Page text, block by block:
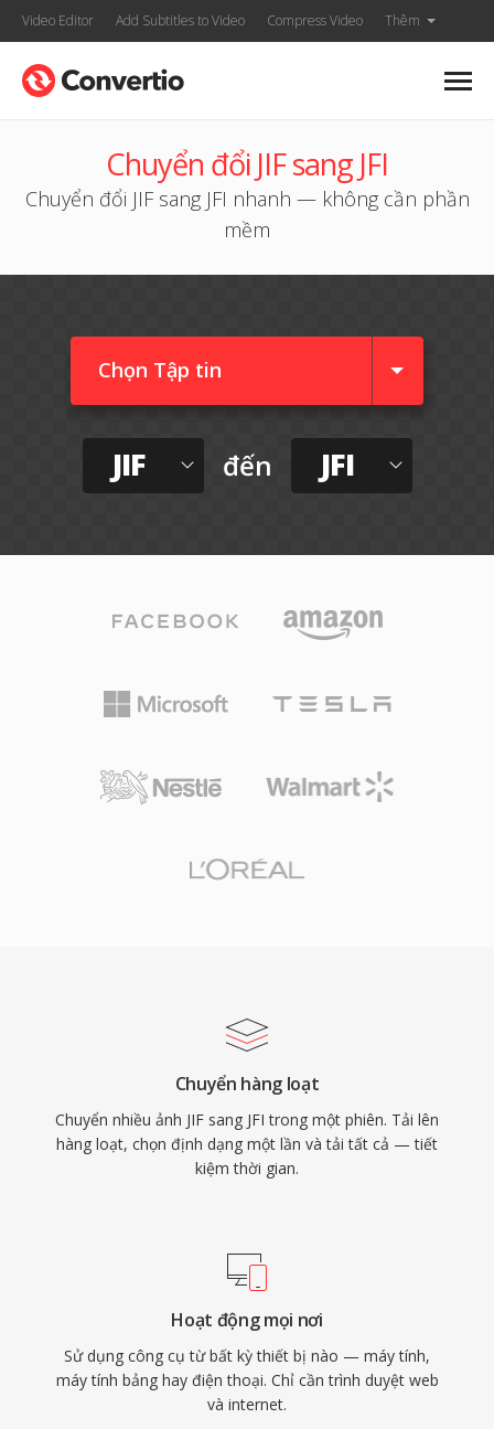
Video Editor Add Subtitles to Video Compress Video Thêm
Chuyển đổi JIF sang JFI
Chuyển đổi JIF sang JFI nhanh — không cần phần
mềm
Chọn Tập tin
JIF đến JFI
Chuyển hàng loạt
Chuyển nhiều ảnh JIF sang JFI trong một phiên. Tải lên
hàng loạt, chọn định dạng một lần và tải tất cả — tiết
kiệm thời gian.
Hoạt động mọi nơi
Sử dụng công cụ từ bất kỳ thiết bị nào — máy tính,
máy tính bảng hay điện thoại. Chỉ cần trình duyệt web
và internet.